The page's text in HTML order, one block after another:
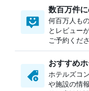
数百万件
何百万人も
とレビュー
ご予約くだ
おすすめ
ホテルズコ
や施設の情